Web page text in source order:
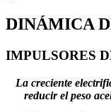
DINÁMICA
IMPULSORES
La creciente
reducir el peso